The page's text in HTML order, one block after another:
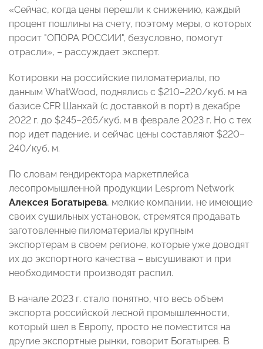
«Сейчас, когда цены перешли к снижению, каждый
процент пошлины на счету, поэтому меры, о которых
просит "ОПОРА РОССИИ", безусловно, помогут
отрасли», – рассуждает эксперт.
Котировки на российские пиломатериалы, по
данным WhatWood, поднялись с $210–220/куб. м на
базисе CFR Шанхай (с доставкой в порт) в декабре
2022 г. до $245–265/куб. м в феврале 2023 г. Но с тех
пор идет падение, и сейчас цены составляют $220–
240/куб. м.
По словам гендиректора маркетплейса
лесопромышленной продукции Lesprom Network
Алексея Богатырева, мелкие компании, не имеющие
своих сушильных установок, стремятся продавать
заготовленные пиломатериалы крупным
экспортерам в своем регионе, которые уже доводят
их до экспортного качества – высушивают и при
необходимости производят распил.
В начале 2023 г. стало понятно, что весь объем
экспорта российской лесной промышленности,
который шел в Европу, просто не поместится на
другие экспортные рынки, говорит Богатырев. В